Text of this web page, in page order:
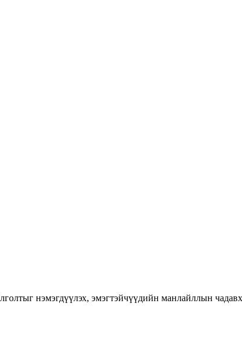
нэмэгдүүлэх, эмэгтэйчүүдийн манлайллын